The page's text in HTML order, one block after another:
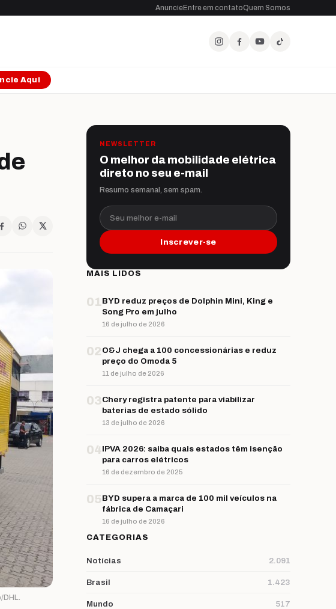
AnuncieEntre em contatoQuem Somos
Aqui
DHL.
NEWSLETTER
O melhor da mobilidade elétrica
direto no seu e-mail
Resumo semanal, sem spam.
Seu melhor e-mail
Inscrever-se
MAIS LIDOS
01BYD reduz preços de Dolphin Mini, King e
Song Pro em julho
16 de julho de 2026
02 O&J chega a 100 concessionárias e reduz
preço do Omoda 5
11 de julho de 2026
03Chery registra patente para viabilizar
baterias de estado sólido
13 de julho de 2026
04IPVA 2026: saiba quais estados têm isenção
para carros elétricos
16 de dezembro de 2025
05BYD supera a marca de 100 mil veículos na
fábrica de Camaçari
16 de julho de 2026
CATEGORIAS
Notícias 2.091
Brasil 1.423
Mundo 517